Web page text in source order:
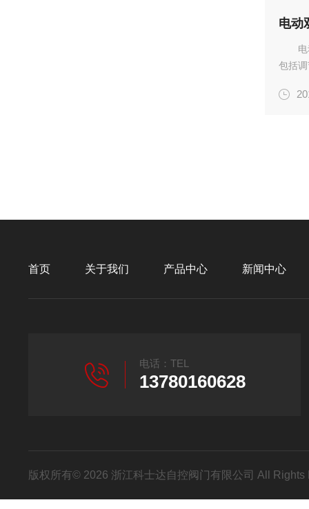
电动
包括
阀；
首页 关于我们 产品中心 新闻中心
电话：TEL
13780160628
版权所有© 2026 浙江科士达自控阀门有限公司 All